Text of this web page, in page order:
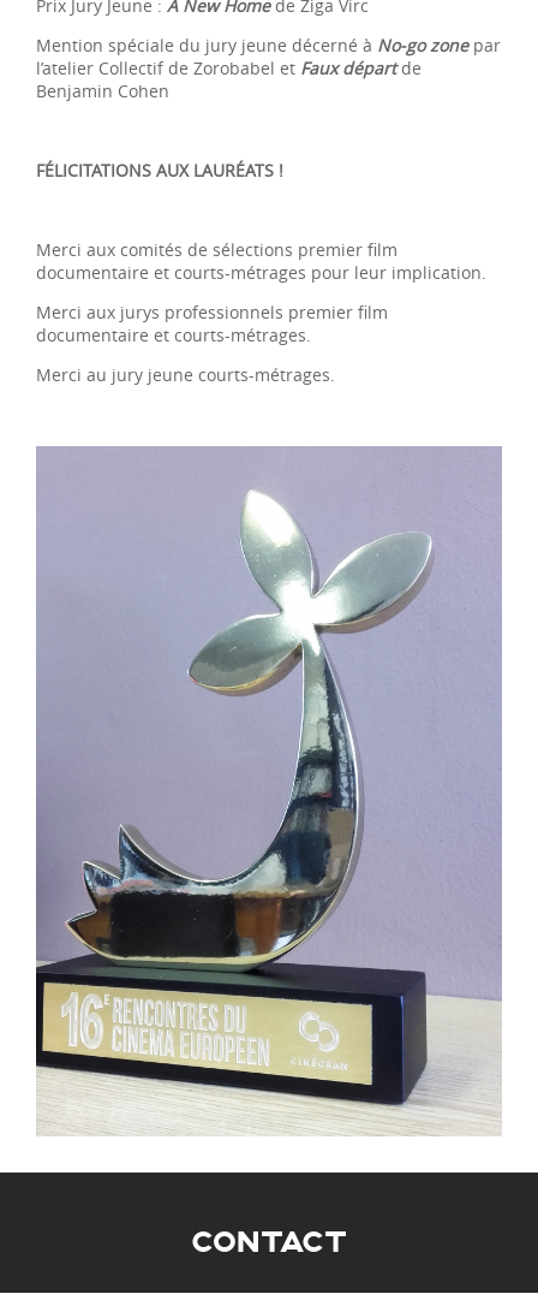
Prix Jury Jeune : A New Homede Ziga Virc
Mention spéciale du jury jeune décerné à No-go zonepar
l’atelier Collectif de Zorobabel et Faux départde
Benjamin Cohen
FÉLICITATIONS AUX LAURÉATS !
Merci aux comités de sélections premier film
documentaire et courts-métrages pour leur implication.
Merci aux jurys professionnels premier film
documentaire et courts-métrages.
Merci au jury jeune courts-métrages.
CONTACT